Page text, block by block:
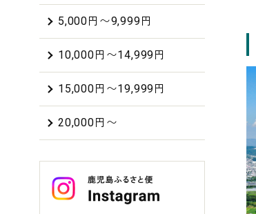
5,000円〜9,999円
10,000円〜14,999円
15,000円〜19,999円
20,000円〜